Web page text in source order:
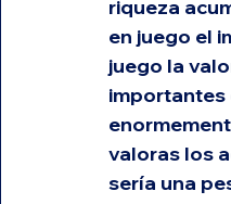
riqueza
en juego el
juego la
importantes
valoras los
sería una